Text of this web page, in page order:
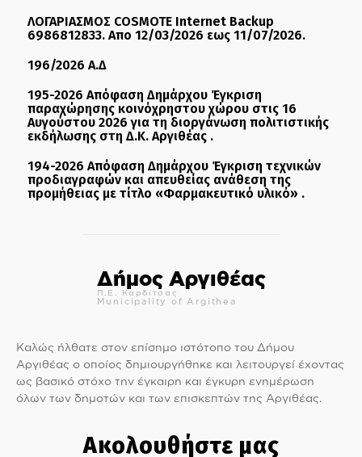
ΛΟΓΑΡΙΑΣΜΟΣ COSMOTE Internet Backup
6986812833. Απο 12/03/2026 εως 11/07/2026.
196/2026 Α.Δ
195-2026 Απόφαση Δημάρχου Έγκριση
παραχώρησης κοινόχρηστου χώρου στις 16
Αυγούστου 2026 για τη διοργάνωση πολιτιστικής
εκδήλωσης στη Δ.Κ. Αργιθέας .
194-2026 Απόφαση Δημάρχου Έγκριση τεχνικών
προδιαγραφών και απευθείας ανάθεση της
προμήθειας με τίτλο «Φαρμακευτικό υλικό» .
Δήμος Αργιθέας
Π.Ε. Καρδίτσας
Municipality of Argithea
Καλώς ήλθατε στον επίσημο ιστότοπο του Δήμου
Αργιθέας ο οποίος δημιουργήθηκε και λειτουργεί έχοντας
ως βασικό στόχο την έγκαιρη και έγκυρη ενημέρωση
όλων των δημοτών και των επισκεπτών της Αργιθέας.
Ακολουθήστε μας